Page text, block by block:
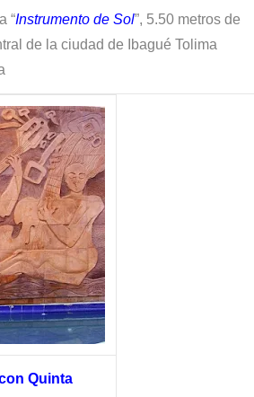
“Instrumento de Sol”, 5.50 metros de
de la ciudad de Ibagué Tolima
Quinta